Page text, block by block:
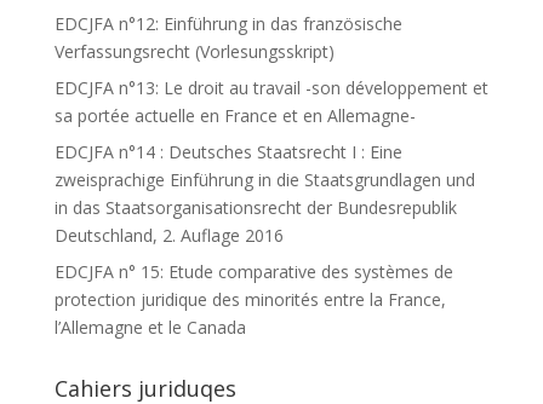
EDCJFA n°12: Einführung in das französische
Verfassungsrecht (Vorlesungsskript)
EDCJFA n°13: Le droit au travail -son développement et
sa portée actuelle en France et en Allemagne-
EDCJFA n°14 : Deutsches Staatsrecht I : Eine
zweisprachige Einführung in die Staatsgrundlagen und
in das Staatsorganisationsrecht der Bundesrepublik
Deutschland, 2. Auflage 2016
EDCJFA n° 15: Etude comparative des systèmes de
protection juridique des minorités entre la France,
l’Allemagne et le Canada
Cahiers juriduqes